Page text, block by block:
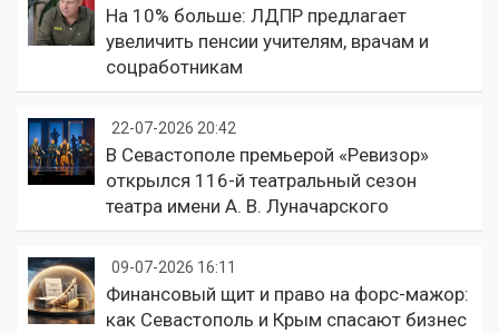
На 10% больше: ЛДПР предлагает
увеличить пенсии учителям, врачам и
соцработникам
22-07-2026 20:42
В Севастополе премьерой «Ревизор»
открылся 116-й театральный сезон
театра имени А. В. Луначарского
09-07-2026 16:11
Финансовый щит и право на форс-мажор:
как Севастополь и Крым спасают бизнес